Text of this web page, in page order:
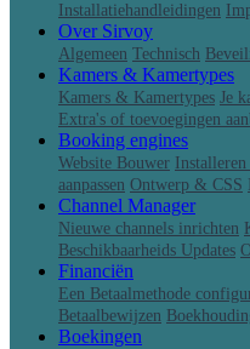
Installatiehandleidingen
Over Sirvoy
Algemeen Technisch
Kamers & Kamertypes
Kamers & Kamertypes Je
Extra's of toevoegingen
Booking engines
Website Bouwer
aanpassen Ontwerp & CSS
Channel Manager
Nieuwe channels inrichten
Beschikbaarheids Updates
Financiën
Een Betaalmethode
Betaalbewijzen
Boekingen